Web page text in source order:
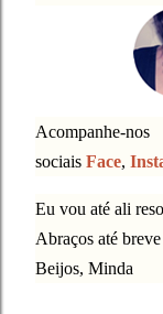
sociais Face,
Eu vou até ali
Abraços até
Beijos, Minda